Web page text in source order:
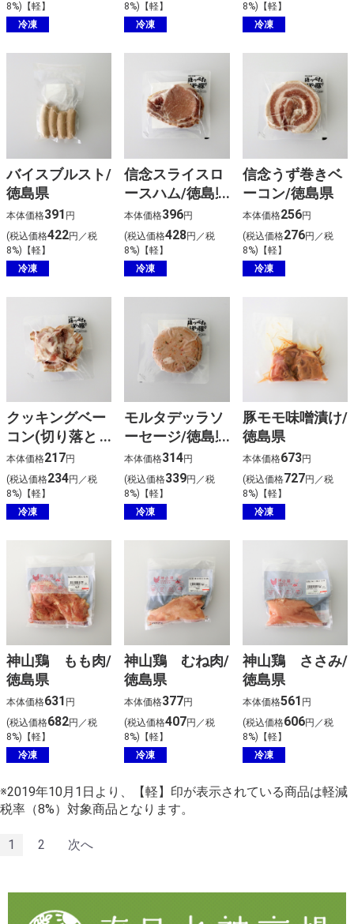
8%)【軽】
冷凍
8%)【軽】
冷凍
8%)【軽】
冷凍
バイスブルスト/
徳島県
本体価格391 円
(税込価格422円／税
8%)【軽】
冷凍
信念スライスロ
ースハム/徳島県
本体価格396円
(税込価格428円／税
8%)【軽】
冷凍
信念うず巻きベ
ーコン/徳島県
本体価格256円
(税込価格276円／税
8%)【軽】
冷凍
クッキングベー
コン(切り落と
し)/徳島県
本体価格217円
(税込価格234円／税
8%)【軽】
冷凍
モルタデッラソ
ーセージ/徳島県
本体価格314円
(税込価格339円／税
8%)【軽】
冷凍
豚モモ味噌漬け/
徳島県
本体価格673円
(税込価格727円／税
8%)【軽】
冷凍
神山鶏 もも肉/
徳島県
本体価格631 円
(税込価格682円／税
8%)【軽】
冷凍
神山鶏 むね肉/
徳島県
本体価格377円
(税込価格407円／税
8%)【軽】
冷凍
神山鶏 ささみ/
徳島県
本体価格561 円
(税込価格606円／税
8%)【軽】
冷凍
※2019年10月1日より、【軽】印が表示されている商品は軽減
税率（8%）対象商品となります。
1 2 次へ